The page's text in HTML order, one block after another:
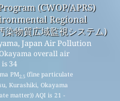
(CWOP/APRS)
Regional
物質広域監視システム)
Japan Air Pollution
overall air
34
PM2.5(fine particulate
Kurashiki, Okayama
matter)) AQI is 21 -